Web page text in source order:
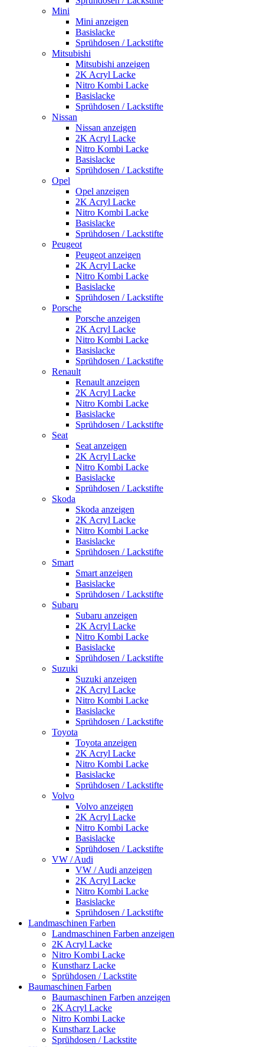
Mini
Mini anzeigen
Basislacke
Sprühdosen / Lackstifte
Mitsubishi
Mitsubishi anzeigen
2K Acryl Lacke
Nitro Kombi Lacke
Basislacke
Sprühdosen / Lackstifte
Nissan
Nissan anzeigen
2K Acryl Lacke
Nitro Kombi Lacke
Basislacke
Sprühdosen / Lackstifte
Opel
Opel anzeigen
2K Acryl Lacke
Nitro Kombi Lacke
Basislacke
Sprühdosen / Lackstifte
Peugeot
Peugeot anzeigen
2K Acryl Lacke
Nitro Kombi Lacke
Basislacke
Sprühdosen / Lackstifte
Porsche
Porsche anzeigen
2K Acryl Lacke
Nitro Kombi Lacke
Basislacke
Sprühdosen / Lackstifte
Renault
Renault anzeigen
2K Acryl Lacke
Nitro Kombi Lacke
Basislacke
Sprühdosen / Lackstifte
Seat
Seat anzeigen
2K Acryl Lacke
Nitro Kombi Lacke
Basislacke
Sprühdosen / Lackstifte
Skoda
Skoda anzeigen
2K Acryl Lacke
Nitro Kombi Lacke
Basislacke
Sprühdosen / Lackstifte
Smart
Smart anzeigen
Basislacke
Sprühdosen / Lackstifte
Subaru
Subaru anzeigen
2K Acryl Lacke
Nitro Kombi Lacke
Basislacke
Sprühdosen / Lackstifte
Suzuki
Suzuki anzeigen
2K Acryl Lacke
Nitro Kombi Lacke
Basislacke
Sprühdosen / Lackstifte
Toyota
Toyota anzeigen
2K Acryl Lacke
Nitro Kombi Lacke
Basislacke
Sprühdosen / Lackstifte
Volvo
Volvo anzeigen
2K Acryl Lacke
Nitro Kombi Lacke
Basislacke
Sprühdosen / Lackstifte
VW / Audi
VW / Audi anzeigen
2K Acryl Lacke
Nitro Kombi Lacke
Basislacke
Sprühdosen / Lackstifte
Landmaschinen Farben
Landmaschinen Farben anzeigen
2K Acryl Lacke
Nitro Kombi Lacke
Kunstharz Lacke
Sprühdosen / Lackstite
Baumaschinen Farben
Baumaschinen Farben anzeigen
2K Acryl Lacke
Nitro Kombi Lacke
Kunstharz Lacke
Sprühdosen / Lackstite